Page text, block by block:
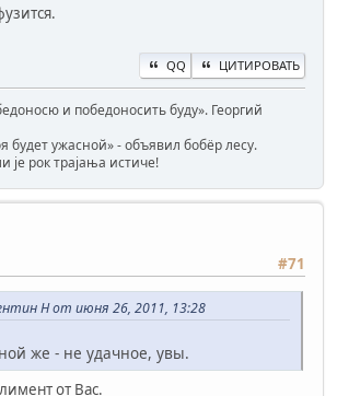
QQ ЦИТИРОВАТЬ
и победоносить буду». Георгий
будет ужасной» - объявил бобёр лесу.
је рок трајања истиче!
#71
Н от июня 26, 2011, 13:28
же - не удачное, увы.
от Вас.